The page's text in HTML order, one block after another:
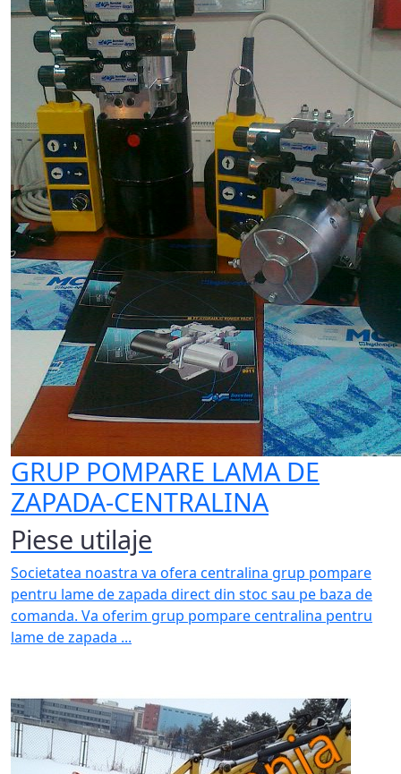
GRUP POMPARE LAMA DE
ZAPADA-CENTRALINA
Piese utilaje
Societatea noastra va ofera centralina grup pompare
pentru lame de zapada direct din stoc sau pe baza de
comanda. Va oferim grup pompare centralina pentru
lame de zapada ...